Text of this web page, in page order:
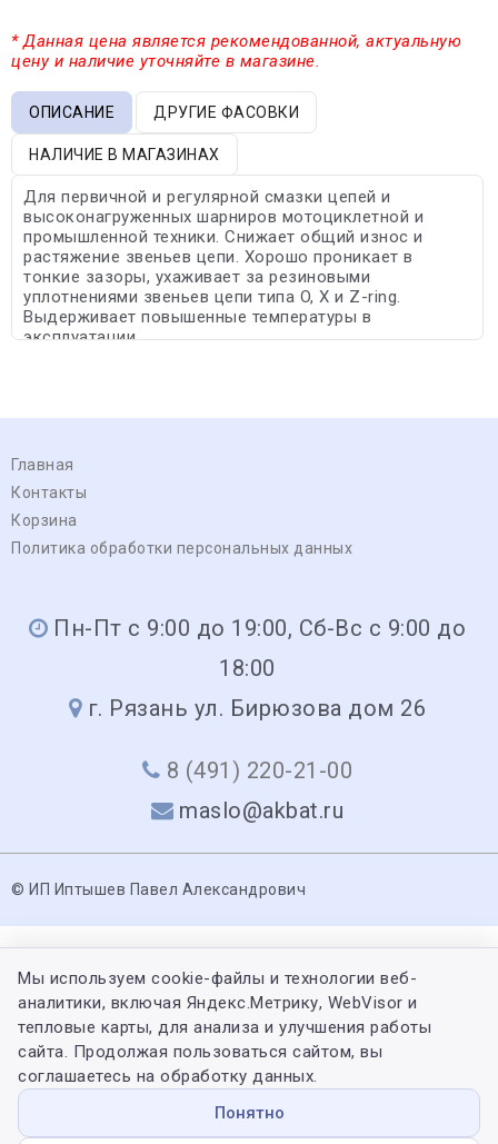
* Данная цена является рекомендованной, актуальную
цену и наличие уточняйте в магазине.
ОПИСАНИЕ ДРУГИЕ ФАСОВКИ
НАЛИЧИЕ В МАГАЗИНАХ
Для первичной и регулярной смазки цепей и
высоконагруженных шарниров мотоциклетной и
промышленной техники. Снижает общий износ и
растяжение звеньев цепи. Хорошо проникает в
тонкие зазоры, ухаживает за резиновыми
уплотнениями звеньев цепи типа O, X и Z-ring.
Выдерживает повышенные температуры в
эксплуатации.
Главная
Контакты
Корзина
Политика обработки персональных данных
Пн-Пт с 9:00 до 19:00, Сб-Вс с 9:00 до
18:00
г. Рязань ул. Бирюзова дом 26
8 (491) 220-21-00
maslo@akbat.ru
© ИП Иптышев Павел Александрович
Мы используем cookie-файлы и технологии веб-
аналитики, включая Яндекс.Метрику, WebVisor и
тепловые карты, для анализа и улучшения работы
сайта. Продолжая пользоваться сайтом, вы
соглашаетесь на обработку данных.
Понятно